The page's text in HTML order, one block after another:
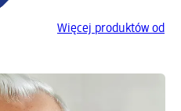
Więcej produktów od